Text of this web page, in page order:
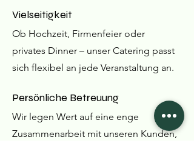
Vielseitigkeit
Ob Hochzeit, Firmenfeier oder
privates Dinner – unser Catering passt
sich flexibel an jede Veranstaltung an.
Persönliche Betreuung
Wir legen Wert auf eine enge
Zusammenarbeit mit unseren Kunden,